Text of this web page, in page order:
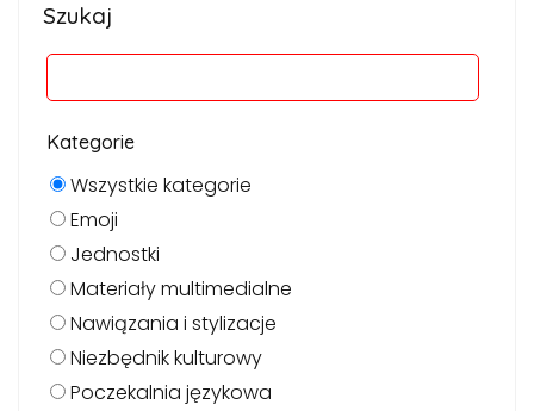
Szukaj
Kategorie
Wszystkie kategorie
Emoji
Jednostki
Materiały multimedialne
Nawiązania i stylizacje
Niezbędnik kulturowy
Poczekalnia językowa